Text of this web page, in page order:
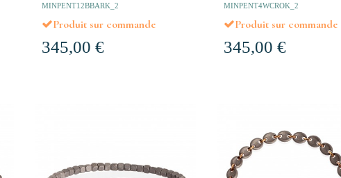
MINPENT12BBARK_2
Produit sur commande
345,00 €
MINPENT4WCROK_2
Produit sur commande
345,00 €